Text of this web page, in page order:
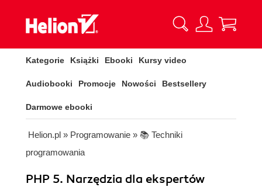
Kategorie Książki Ebooki Kursy video
Audiobooki Promocje Nowości Bestsellery
Darmowe ebooki
Helion.pl » Programowanie » 📚 Techniki
programowania
PHP 5. Narzędzia dla ekspertów